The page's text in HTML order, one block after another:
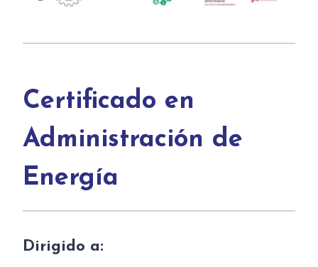
Certificado en
Administración de
Energía
Dirigido a: